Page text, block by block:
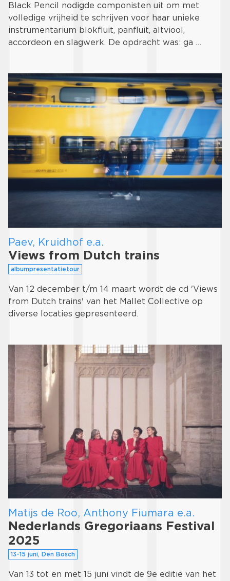
Black Pencil nodigde componisten uit om met
volledige vrijheid te schrijven voor haar unieke
instrumentarium blokfluit, panfluit, altviool,
accordeon en slagwerk. De opdracht was: ga …
Paev, Kruidhof e.a.
Views from Dutch trains
albumpresentatietour
Van 12 december t/m 14 maart wordt de cd 'Views
from Dutch trains' van het Mallet Collective op
diverse locaties gepresenteerd.
Matijs de Roo, Anthony Fiumara e.a.
Nederlands Gregoriaans Festival
2025
13-15 juni, Den Bosch
Van 13 tot en met 15 juni vindt de 9e editie van het